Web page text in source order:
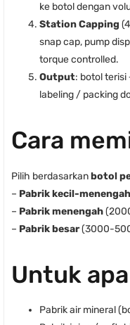
ke botol dengan
Station Capping
snap cap, pump
torque controlled.
Output: botol
labeling / packing
Cara
Pilih berdasarkanbotol
– Pabrik kecil-menengah
– Pabrik menengah
– Pabrik besar(3000-
Untuk apa
Pabrik air mineral